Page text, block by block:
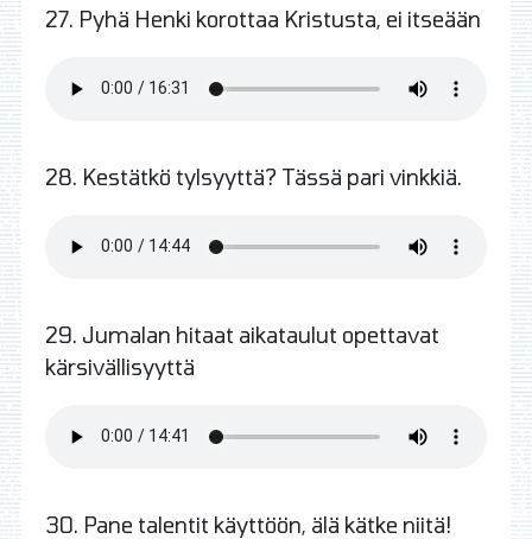
27. Pyhä Henki korottaa Kristusta, ei itseään
28. Kestätkö tylsyyttä? Tässä pari vinkkiä.
29. Jumalan hitaat aikataulut opettavat
kärsivällisyyttä
30. Pane talentit käyttöön, älä kätke niitä!